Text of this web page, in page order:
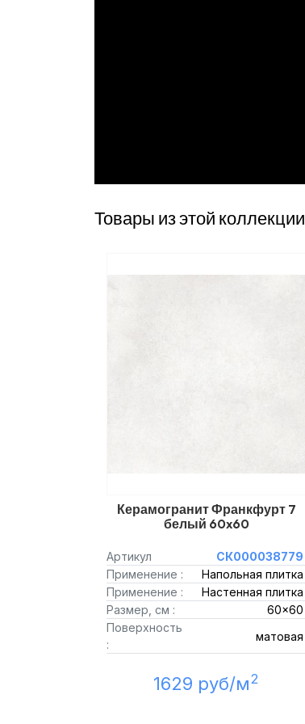
Товары из этой коллекции
Керамогранит Франкфурт 7
белый 60x60
Артикул
СК000038779
Применение :
Напольная плитка
Применение :
Настенная плитка
Размер, см :
60x60
Поверхность
:
матовая
1629 руб/м2